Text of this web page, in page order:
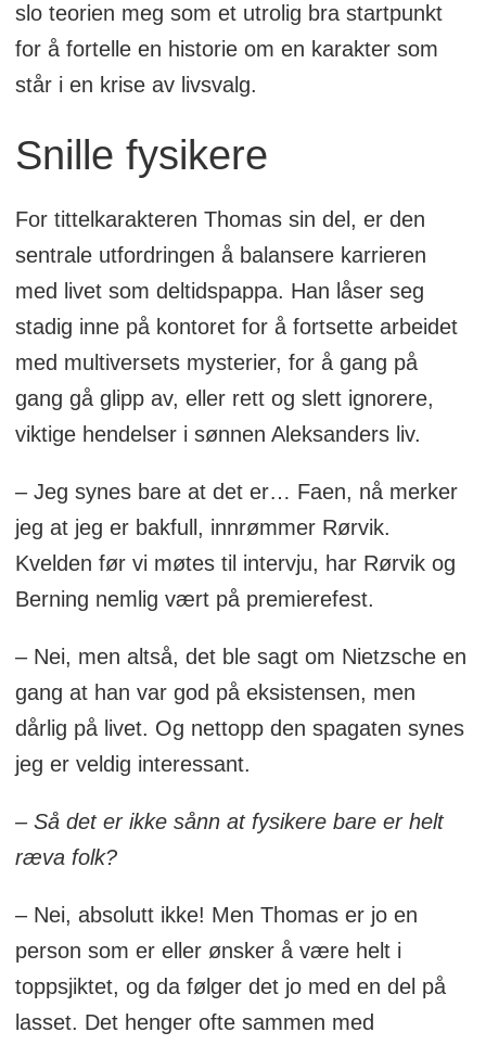
slo teorien meg som et utrolig bra startpunkt
for å fortelle en historie om en karakter som
står i en krise av livsvalg.
Snille fysikere
For tittelkarakteren Thomas sin del, er den
sentrale utfordringen å balansere karrieren
med livet som deltidspappa. Han låser seg
stadig inne på kontoret for å fortsette arbeidet
med multiversets mysterier, for å gang på
gang gå glipp av, eller rett og slett ignorere,
viktige hendelser i sønnen Aleksanders liv.
– Jeg synes bare at det er… Faen, nå merker
jeg at jeg er bakfull, innrømmer Rørvik.
Kvelden før vi møtes til intervju, har Rørvik og
Berning nemlig vært på premierefest.
– Nei, men altså, det ble sagt om Nietzsche en
gang at han var god på eksistensen, men
dårlig på livet. Og nettopp den spagaten synes
jeg er veldig interessant.
– Så det er ikke sånn at fysikere bare er helt
ræva folk?
– Nei, absolutt ikke! Men Thomas er jo en
person som er eller ønsker å være helt i
toppsjiktet, og da følger det jo med en del på
lasset. Det henger ofte sammen med